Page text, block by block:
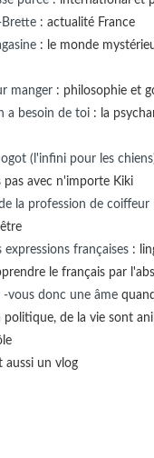
Brette: actualité France
: le monde
manger: philosophie et
a besoin de toi: la
(l'infini pour les
pas avec n'importe Kiki
la profession de coiffeur
françaises:
le français par
-vous donc une âme
politique, de la vie sont
aussi un vlog